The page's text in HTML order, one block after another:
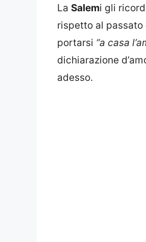
rispetto al passato
portarsi “a casa
dichiarazione
adesso.